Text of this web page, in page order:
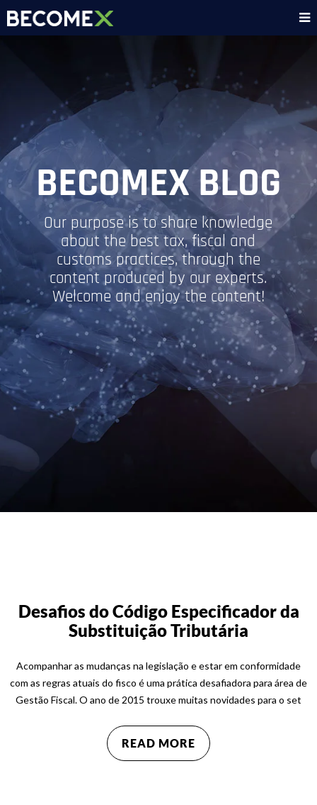
BECOMEX BLOG
Our purpose is to share knowledge
about the best tax, fiscal and
customs practices, through the
content produced by our experts.
Welcome and enjoy the content!
Desafios do Código Especificador da
Substituição Tributária
Acompanhar as mudanças na legislação e estar em conformidade
com as regras atuais do fisco é uma prática desafiadora para área de
Gestão Fiscal. O ano de 2015 trouxe muitas novidades para o set
READ MORE